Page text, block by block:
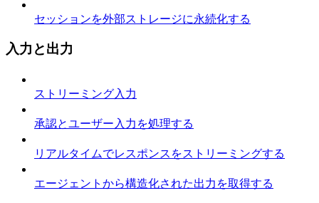
セッションを外部ストレージに永続化する
入力と出力
ストリーミング入力
承認とユーザー入力を処理する
リアルタイムでレスポンスをストリーミングする
エージェントから構造化された出力を取得する